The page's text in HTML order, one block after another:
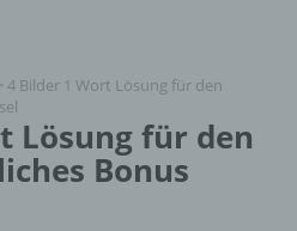
4 Bilder 1 Wort Lösung für den
Lösung für den
Bonus